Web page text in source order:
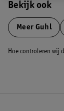
Bekijk ook
Meer Guhl
Hoe controleren wij